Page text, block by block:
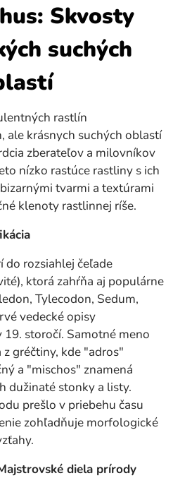
Skvosty
suchých
rastlín
ale krásnych suchých oblastí
zberateľov a milovníkov
nízko rastúce rastliny s ich
tvarmi a textúrami
klenoty rastlinnej ríše.
rozsiahlej čeľade
ktorá zahŕňa aj populárne
Tylecodon, Sedum,
vedecké opisy
storočí. Samotné meno
gréčtiny, kde "adros"
a "mischos" znamená
dužinaté stonky a listy.
prešlo v priebehu času
zohľadňuje morfologické
diela prírody